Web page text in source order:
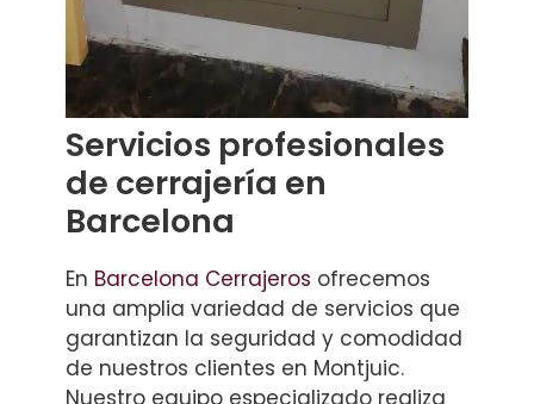
Servicios profesionales
de cerrajería en
Barcelona
En Barcelona Cerrajeros ofrecemos
una amplia variedad de servicios que
garantizan la seguridad y comodidad
de nuestros clientes en Montjuic.